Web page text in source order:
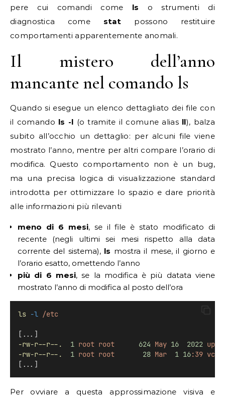
pere cui comandi come ls o strumenti di
diagnostica come stat possono restituire
comportamenti apparentemente anomali.
Il mistero dell’anno
mancante nel comando ls
Quando si esegue un elenco dettagliato dei file con
il comando ls -l (o tramite il comune alias ll), balza
subito all’occhio un dettaglio: per alcuni file viene
mostrato l’anno, mentre per altri compare l’orario di
modifica. Questo comportamento non è un bug,
ma una precisa logica di visualizzazione standard
introdotta per ottimizzare lo spazio e dare priorità
alle informazioni più rilevanti
meno di 6 mesi, se il file è stato modificato di
recente (negli ultimi sei mesi rispetto alla data
corrente del sistema), ls mostra il mese, il giorno e
l’orario esatto, omettendo l’anno
più di 6 mesi, se la modifica è più datata viene
mostrato l’anno di modifica al posto dell’ora
ls -l /etc
[...]
-rw-r--r--.
1 root root 624 May 16 2022
-rw-r--r--.
1 root root 28 Mar 1 16:39
[...]
Per ovviare a questa approssimazione visiva e